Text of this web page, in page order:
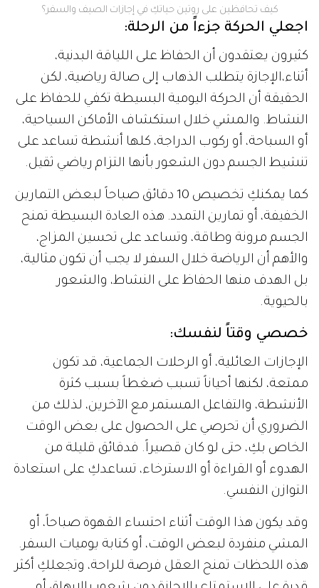
كيف تحافظين على روتين حياتكِ في إجازات الصيف والسفر؟
اجعلي الحركة جزءاً من الرحلة:
كثيرون يعتقدون أن الحفاظ على اللياقة البدنية،
أثناء،الإجازة يتطلب الذهاب إلى صالة رياضية، لكن
الحقيقة أن الحركة اليومية البسيطة تكفي للحفاظ على
النشاط. والمشي خلال استكشاف الأماكن السياحية،
أو السباحة، أو ركوب الدراجة، كلها أنشطة تساعد على
تنشيط الجسم دون الشعور بأنها التزام رياضي ثقيل.
كما يمكنكِ تخصيص 10 دقائق صباحاً لبعض التمارين
الخفيفة، أو تمارين التمدد. هذه العادة البسيطة تمنح
الجسم مرونة وطاقة، وتساعد على تحسين المزاج،
والأهم أن الرياضة خلال السفر لا يجب أن تكون مثالية،
بل الهدف منها الحفاظ على النشاط، والشعور
بالحيوية.
خصصي وقتاً لنفسك:
الإجازات العائلية، أو الرحلات الجماعية، قد تكون
ممتعة، لكنها أحياناً تسبب ضغطاً بسبب كثرة
الأنشطة، والتفاعل المستمر مع الآخرين، لذلك من
الضروري أن تحرصي على الحصول على بعض الوقت
الخاص بكِ، حتى لو كان قصيراً. فدقائق قليلة من
الهدوء أو القراءة أو الاسترخاء، تساعدكِ على استعادة
التوازن النفسي.
وقد يكون هذا الوقت أثناء احتساء القهوة صباحاً، أو
المشي منفردة لبعض الوقت، أو كتابة يوميات السفر.
هذه اللحظات تمنح العقل فرصة للراحة، وتجعلكِ أكثر